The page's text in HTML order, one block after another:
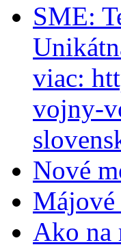
SME:
viac:
vojny-
Nové
Májové
Ako na